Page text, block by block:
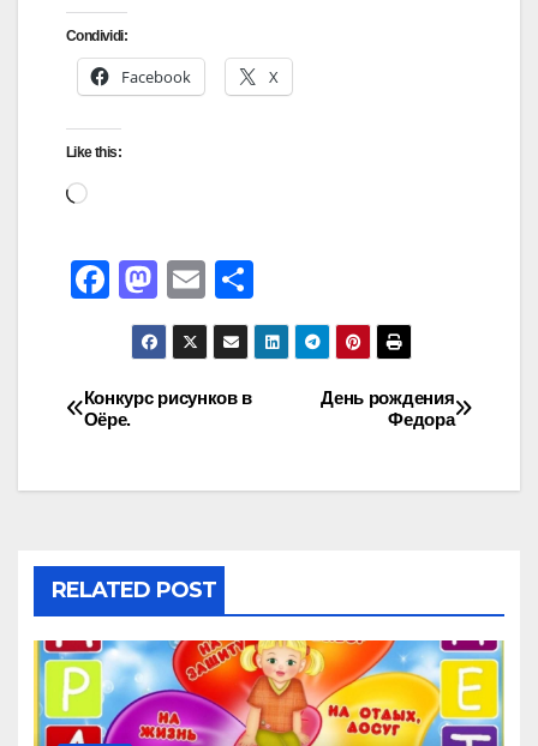
Condividi:
Facebook X
Like this:
F
e
b
M
a
st
o
E
m
ail
h
ar
День рождения
Федора
Конкурс рисунков в
Оёре.
RELATED POST